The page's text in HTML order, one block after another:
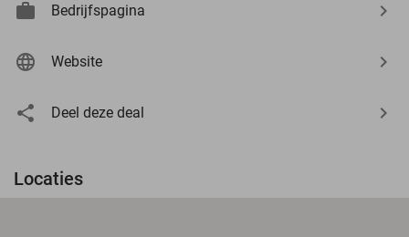
Bedrijfspagina
Website
Deel deze deal
Locaties